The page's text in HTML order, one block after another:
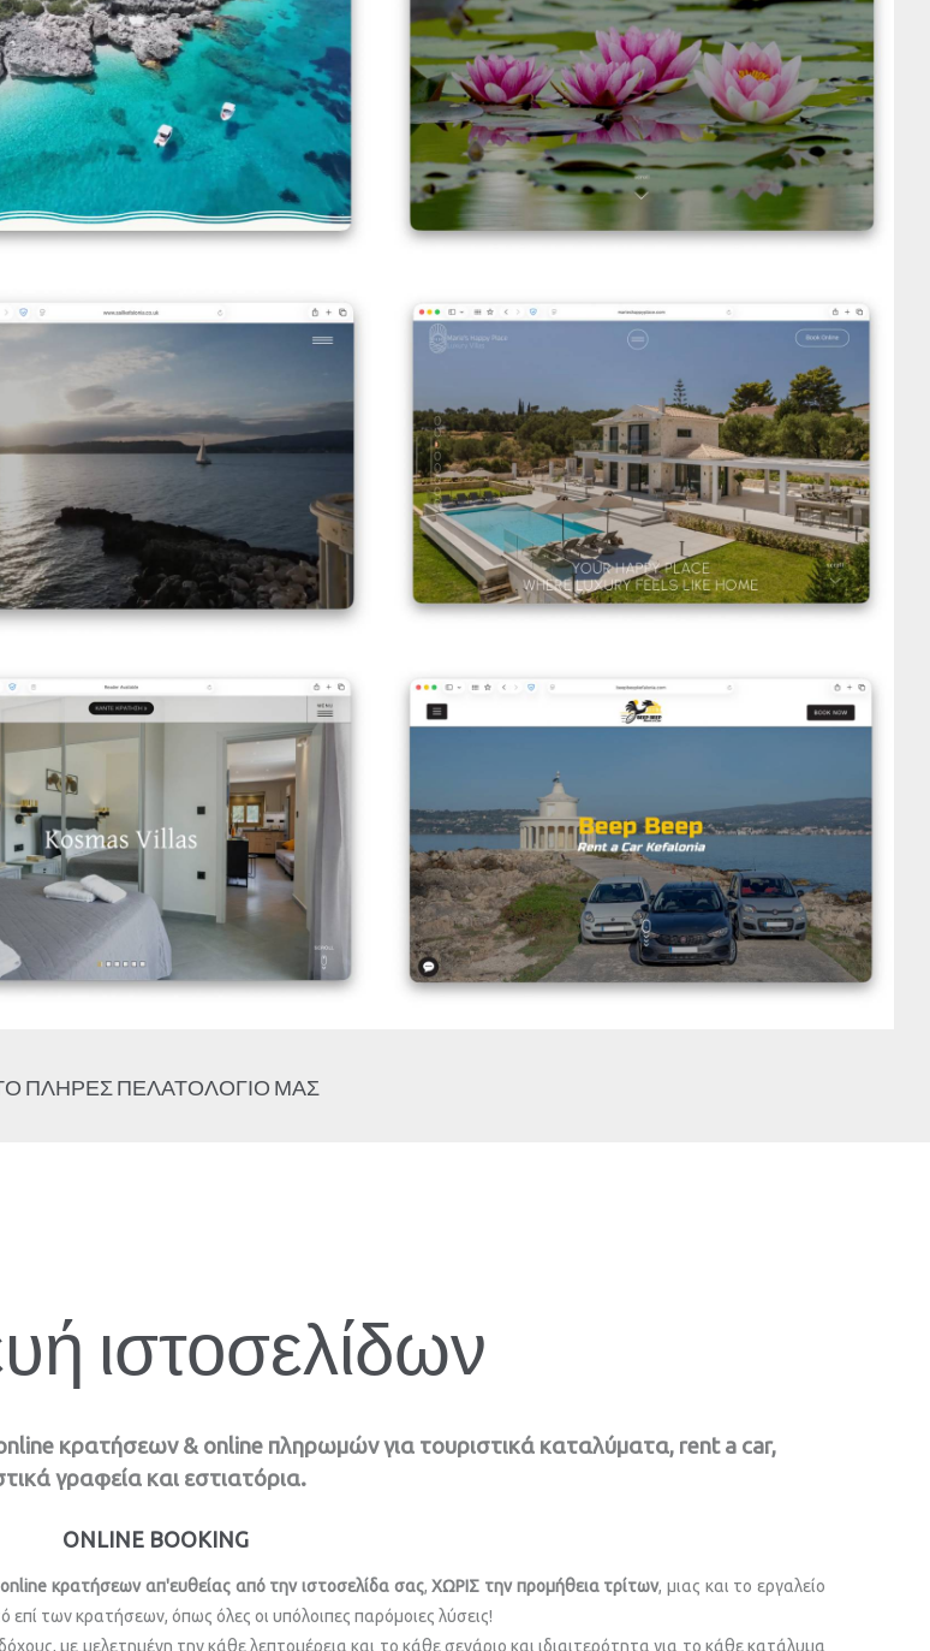
VIEW DETAILS VIEW DETAILS
VIEW DETAILS
Marie's Happy Place
VIEW DETAILS
VIEW DETAILS
Beep Beep Kefalonia
VIEW DETAILS
ΠΛΗΡΕΣ ΠΕΛΑΤΟΛΟΓΙΟ ΜΑΣ
ιστοσελίδων
κρατήσεων & online πληρωμών για τουριστικά καταλύματα, rent a car,
γραφεία και εστιατόρια.
ONLINE BOOKING
κρατήσεων απ'ευθείας από την ιστοσελίδα σας,ΧΩΡΙΣ την προμήθεια τρίτων, μιας και το εργαλείο
των κρατήσεων, όπως όλες οι υπόλοιπες παρόμοιες λύσεις!
με μελετημένη την κάθε λεπτομέρεια και το κάθε σενάριο και ιδιαιτερότητα για το κάθε κατάλυμα